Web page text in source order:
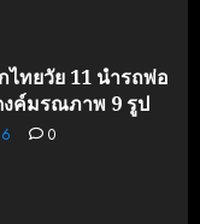
ไทยวัย 11 นำรถพ่อ
ค์มรณภาพ 9 รูป
0